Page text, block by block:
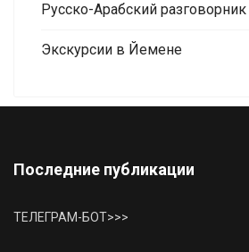
Русско-Арабский разговорник
Экскурсии в Йемене
Последние публикации
ТЕЛЕГРАМ-БОТ>>>